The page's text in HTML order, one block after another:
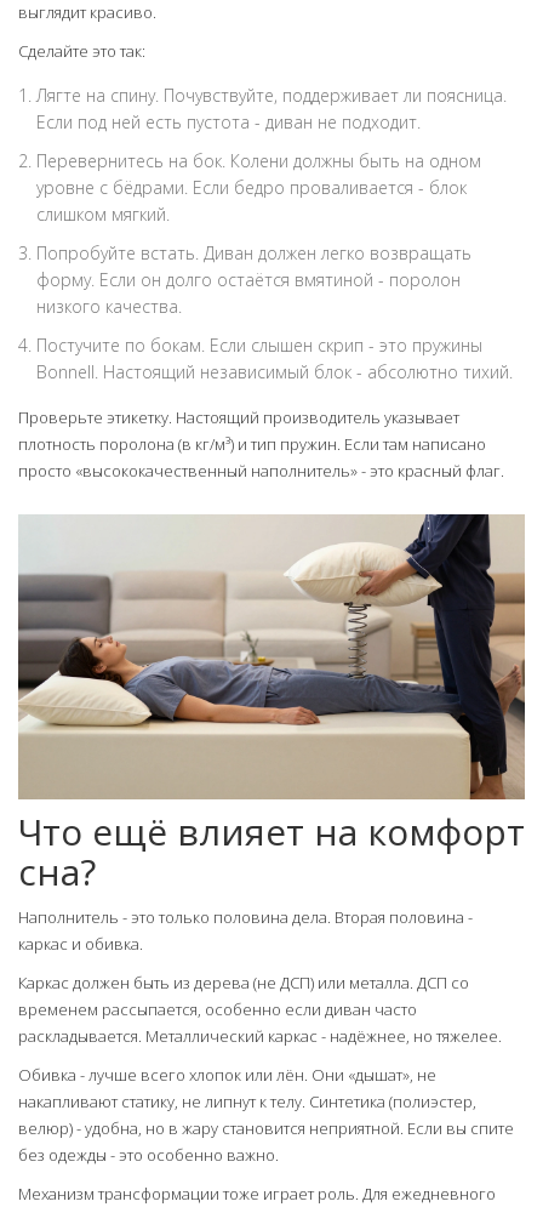
выглядит красиво.
Сделайте это так:
Лягте на спину. Почувствуйте, поддерживает ли поясница.
Если под ней есть пустота - диван не подходит.
Перевернитесь на бок. Колени должны быть на одном
уровне с бёдрами. Если бедро проваливается - блок
слишком мягкий.
Попробуйте встать. Диван должен легко возвращать
форму. Если он долго остаётся вмятиной - поролон
низкого качества.
Постучите по бокам. Если слышен скрип - это пружины
Bonnell. Настоящий независимый блок - абсолютно тихий.
Проверьте этикетку. Настоящий производитель указывает
плотность поролона (в кг/м³) и тип пружин. Если там написано
просто «высококачественный наполнитель» - это красный флаг.
Что ещё влияет на комфорт
сна?
Наполнитель - это только половина дела. Вторая половина -
каркас и обивка.
Каркас должен быть из дерева (не ДСП) или металла. ДСП со
временем рассыпается, особенно если диван часто
раскладывается. Металлический каркас - надёжнее, но тяжелее.
Обивка - лучше всего хлопок или лён. Они «дышат», не
накапливают статику, не липнут к телу. Синтетика (полиэстер,
велюр) - удобна, но в жару становится неприятной. Если вы спите
без одежды - это особенно важно.
Механизм трансформации тоже играет роль. Для ежедневного